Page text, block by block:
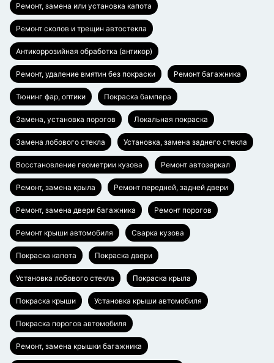
Ремонт, замена или установка капота
Ремонт сколов и трещин автостекла
Антикоррозийная обработка (антикор)
Ремонт, удаление вмятин без покраски Ремонт багажника
Тюнинг фар, оптики Покраска бампера
Замена, установка порогов Локальная покраска
Замена лобового стекла Установка, замена заднего стекла
Восстановление геометрии кузова Ремонт автозеркал
Ремонт, замена крыла Ремонт передней, задней двери
Ремонт, замена двери багажника Ремонт порогов
Ремонт крыши автомобиля Сварка кузова
Покраска капота Покраска двери
Установка лобового стекла Покраска крыла
Покраска крыши Установка крыши автомобиля
Покраска порогов автомобиля
Ремонт, замена крышки багажника